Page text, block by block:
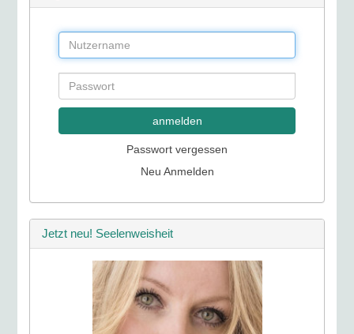
anmelden
Passwort vergessen
Neu Anmelden
Jetzt neu! Seelenweisheit